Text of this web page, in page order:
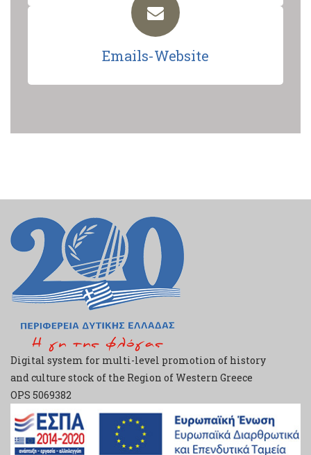
Emails-Website
Digital system for multi-level promotion of history
and culture stock of the Region of Western Greece
ΟPS 5069382